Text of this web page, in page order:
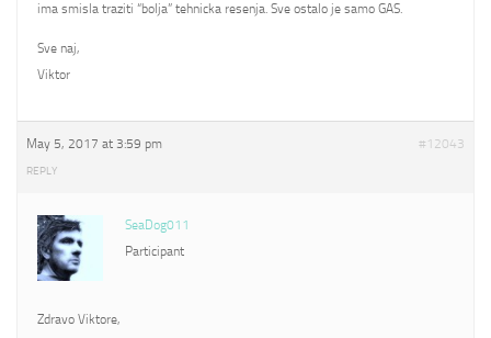
ima smisla traziti “bolja” tehnicka resenja. Sve ostalo je samo GAS.
Sve naj,
Viktor
May 5, 2017 at 3:59 pm #12043
REPLY
SeaDog011
Participant
Zdravo Viktore,